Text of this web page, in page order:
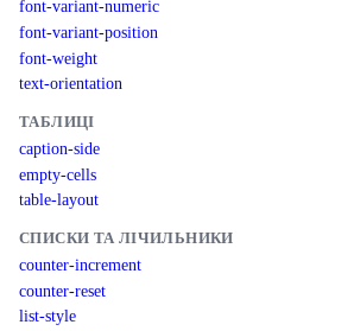
font-variant-numeric
font-variant-position
font-weight
text-orientation
ТАБЛИЦІ
caption-side
empty-cells
table-layout
СПИСКИ ТА ЛІЧИЛЬНИКИ
counter-increment
counter-reset
list-style